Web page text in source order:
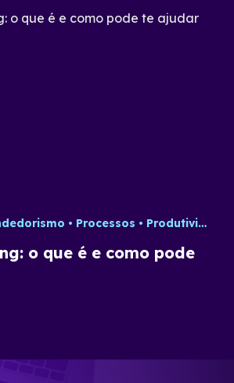
Processos Produtividade
o que é e como pode